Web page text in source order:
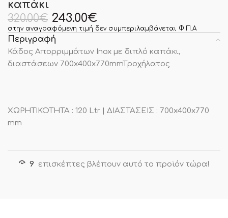
καπάκι
320.00€ 243.00€
στην αναγραφόμενη τιμή δεν συμπεριλαμβάνεται Φ.Π.Α
Περιγραφή
Κάδος Απορριμμάτων Inox με διπλό καπάκι,
διαστάσεων 700x400x770mmTροχήλατος
ΧΩΡΗΤΙΚΟΤΗΤΑ : 120 Ltr | ΔΙΑΣΤΑΣΕΙΣ : 700x400x770
mm
9 επισκέπτες βλέπουν αυτό το προϊόν τώρα!